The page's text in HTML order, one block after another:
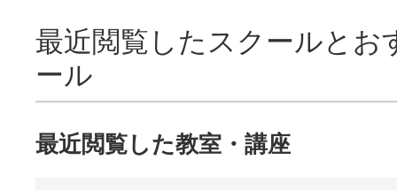
最近閲覧したスクールとお
ール
最近閲覧した教室・講座